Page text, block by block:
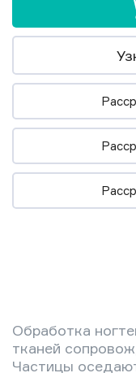
Обработка
тканей
Частицы